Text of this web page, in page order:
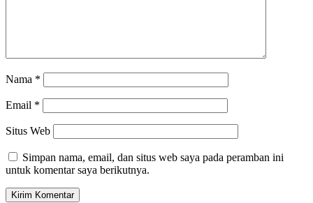
Nama *
Email *
Situs Web
Simpan nama, email, dan situs web saya pada peramban ini
untuk komentar saya berikutnya.